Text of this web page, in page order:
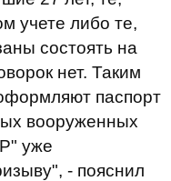
учете либо те,
состоять на
нет. Таким
паспорт
вооруженных
уже
- пояснил